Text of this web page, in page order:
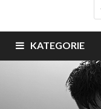
KATEGORIE